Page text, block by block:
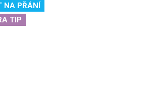
NA PŘÁNÍ
TIP